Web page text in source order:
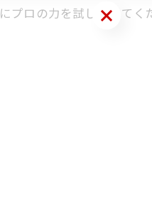
ロの力を試してみてく
お問い合わせはこ